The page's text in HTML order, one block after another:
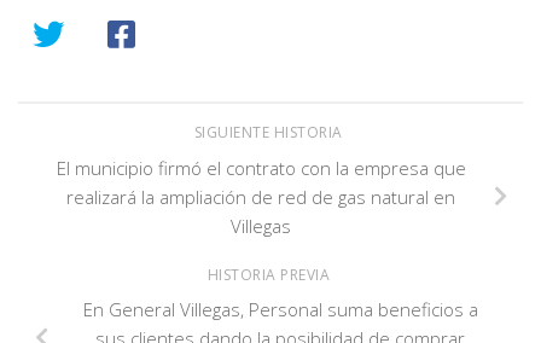
SIGUIENTE HISTORIA
El municipio firmó el contrato con la empresa que
realizará la ampliación de red de gas natural en
Villegas
HISTORIA PREVIA
En General Villegas, Personal suma beneficios a